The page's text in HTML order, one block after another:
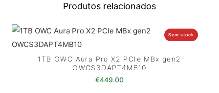
Produtos relacionados
Sem stock
1TB OWC Aura Pro X2 PCIe MBx gen2
OWCS3DAPT4MB10
€449.00